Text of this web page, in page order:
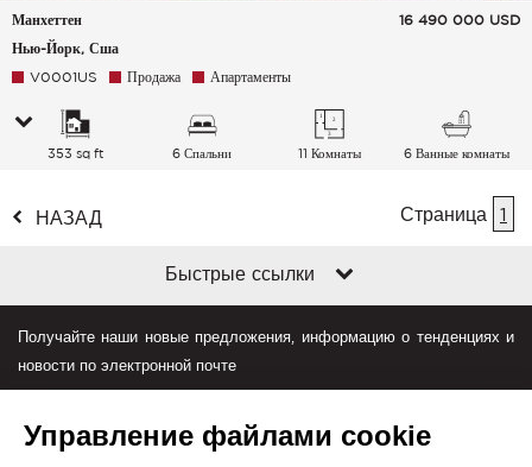
Манхеттен
Нью-Йорк, Сша
16 490 000 USD
V0001US Продажа Апартаменты
353 sq ft 6 Спальни 11 Комнаты 6 Ванные комнаты
НАЗАД Страница 1
Быстрые ссылки
Получайте наши новые предложения, информацию о тенденциях и
новости по электронной почте
Управление файлами cookie